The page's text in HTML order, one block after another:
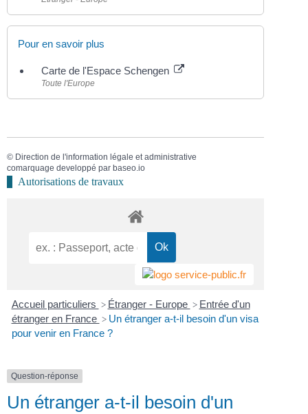
Pour en savoir plus
Carte de l'Espace Schengen
Toute l'Europe
© Direction de l'information légale et administrative
comarquage developpé par baseo.io
Autorisations de travaux
Accueil particuliers > Étranger - Europe > Entrée d'un
étranger en France > Un étranger a-t-il besoin d'un visa
pour venir en France ?
Question-réponse
Un étranger a-t-il besoin d'un